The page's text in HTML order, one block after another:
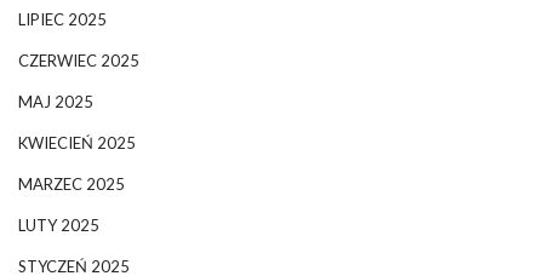
LIPIEC 2025
CZERWIEC 2025
MAJ 2025
KWIECIEŃ 2025
MARZEC 2025
LUTY 2025
STYCZEŃ 2025